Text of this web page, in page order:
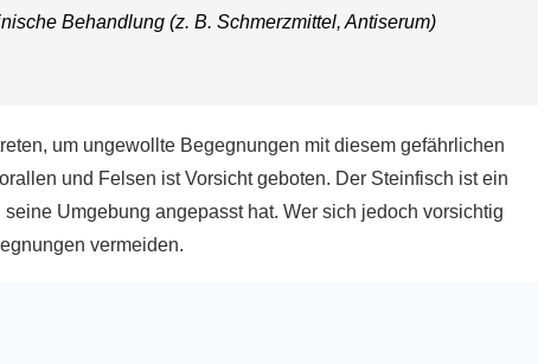
Behandlung (z. B. Schmerzmittel, Antiserum)
um ungewollte Begegnungen mit diesem gefährlichen
und Felsen ist Vorsicht geboten. Der Steinfisch ist ein
Umgebung angepasst hat. Wer sich jedoch vorsichtig
vermeiden.